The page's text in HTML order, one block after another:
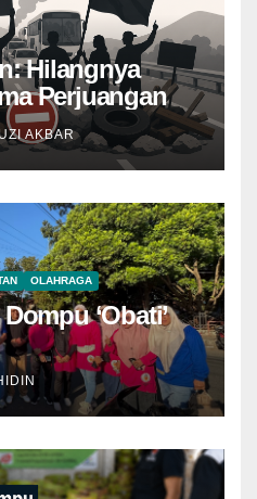
Hilangnya
Perjuangan
AKBAR
OLAHRAGA
‘Obati’